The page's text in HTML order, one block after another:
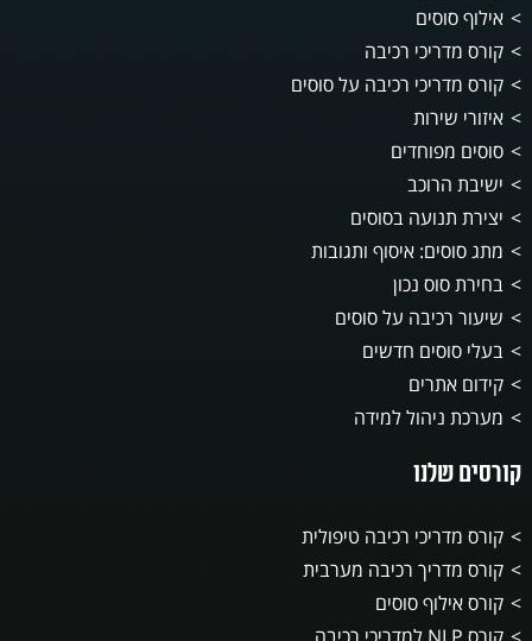
אילוף סוסים
קורס מדריכי רכיבה
קורס מדריכי רכיבה על סוסים
איזורי שירות
סוסים מפוחדים
ישיבת הרוכב
יצירת תנועה בסוסים
מתג סוסים: איסוף ותגובות
בחירת סוס נכון
שיעור רכיבה על סוסים
בעלי סוסים חדשים
קידום אתרים
מערכת ניהול למידה
קורסים שלנו
קורס מדריכי רכיבה טיפולית
קורס מדריך רכיבה מערבית
קורס אילוף סוסים